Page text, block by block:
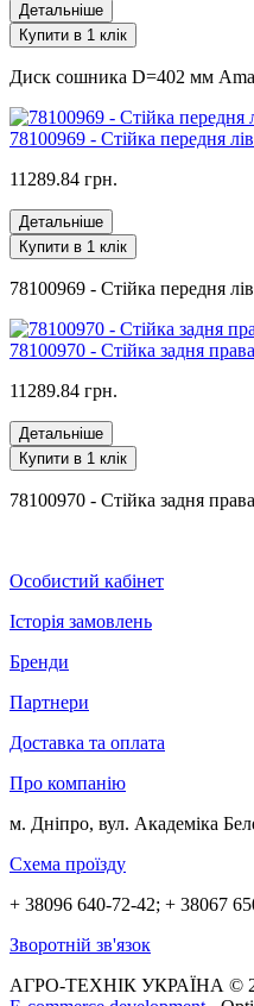
Детальніше
Купити в 1 клік
Диск сошника D=402 мм
78100969 - Стійка передня
11289.84 грн.
Детальніше
Купити в 1 клік
78100969 - Стійка передня
78100970 - Стійка задня
11289.84 грн.
Детальніше
Купити в 1 клік
78100970 - Стійка задня
Особистий кабінет
Історія замовлень
Бренди
Партнери
Доставка та оплата
Про компанію
м. Дніпро, вул. Академіка
Схема проїзду
+ 38096 640-72-42; + 38067
Зворотній зв'язок
АГРО-ТЕХНІК УКРАЇНА ©